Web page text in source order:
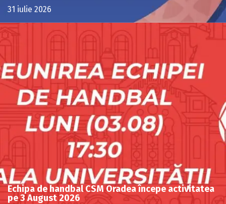
31 iulie 2026
Echipa de handbal CSM Oradea începe activitatea
pe 3 August 2026